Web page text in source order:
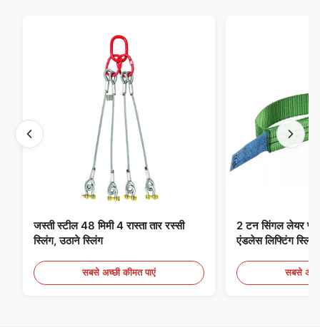
जस्ती स्टील 48 मिमी 4 रास्ता तार रस्सी
स्लिंग, उठाने स्लिंग
सबसे अच्छी कीमत पाएं
2 टन सिंगल लेयर
एंडलेस लिफ्टिंग स्लिंग्स
सबसे